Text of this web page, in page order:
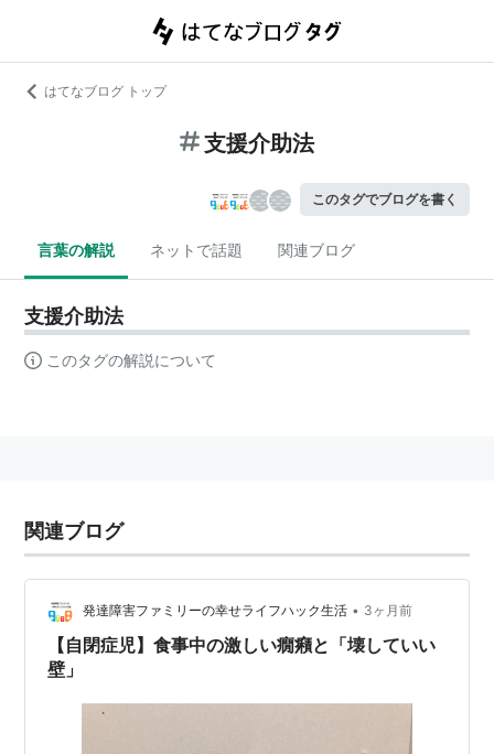
はてなブログ トップ
支援介助法
このタグでブログを書く
言葉の解説 ネットで話題 関連ブログ
支援介助法
このタグの解説について
関連ブログ
発達障害ファミリーの幸せライフハック生活 • 3ヶ月前
【自閉症児】食事中の激しい癇癪と「壊していい
壁」